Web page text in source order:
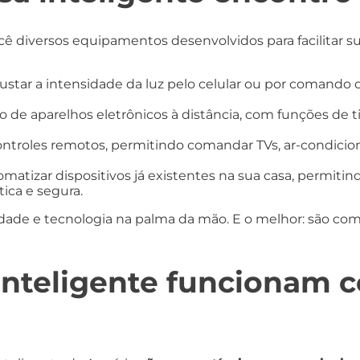
diversos equipamentos desenvolvidos para facilitar
a intensidade da luz pelo celular ou por comando
aparelhos eletrônicos à distância, com funções
remotos, permitindo comandar TVs, ar-
dispositivos já existentes na sua casa,
e segura.
e tecnologia na palma da mão. E o melhor: são
funcionam